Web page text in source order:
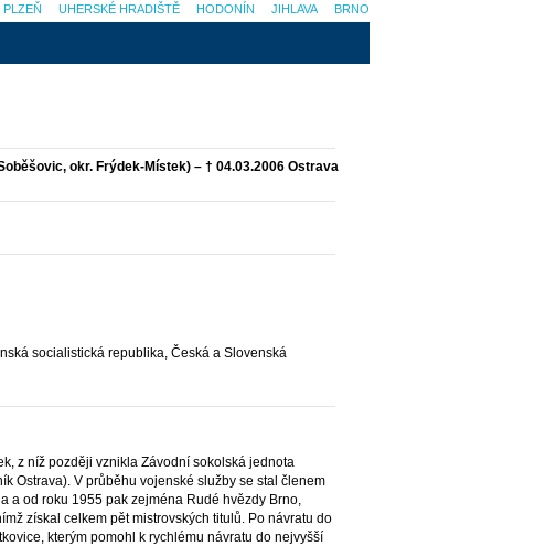
okr. Frýdek-Místek) – † 04.03.2006 Ostrava
socialistická republika, Česká a Slovenská
z níž později vznikla Závodní sokolská jednota
Ostrava). V průběhu vojenské služby se stal členem
a od roku 1955 pak zejména Rudé hvězdy Brno,
získal celkem pět mistrovských titulů. Po návratu do
kterým pomohl k rychlému návratu do nejvyšší
BRNO
JIHLAVA
HODONÍN
UHERSKÉ HRADIŠTĚ
PLZEŇ